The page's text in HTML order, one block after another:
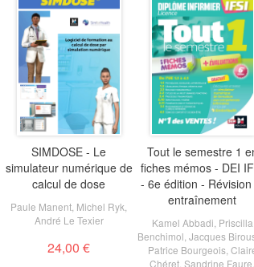
SIMDOSE - Le
simulateur numérique de
calcul de dose
Paule Manent Michel Ryk
André Le Texier
24,00 €
Tout le semestre 1
fiches mémos - DEI
- 6e édition -
entraînement
Kamel Abbadi Priscilla
Benchimol Jacques
Patrice Bourgeois,
Chéret Sandrine Faure